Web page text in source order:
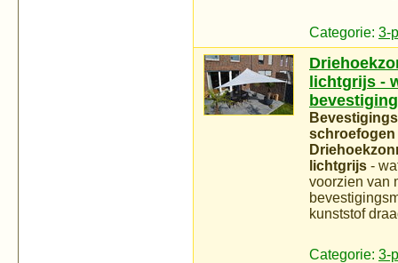
Categorie: 3-
lichtgrijs -
schroefogen
lichtgrijs -
voorzien van
kunststof
Categorie: 3-